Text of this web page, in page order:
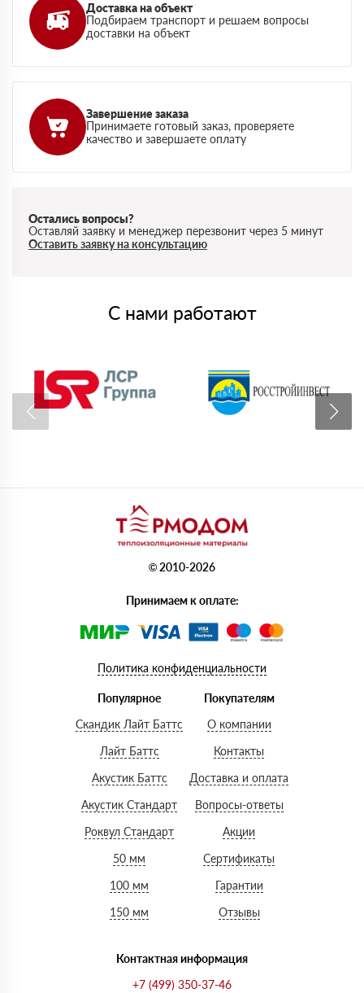
Доставка на объект
Подбираем транспорт и решаем вопросы
доставки на объект
Завершение заказа
Принимаете готовый заказ, проверяете
качество и завершаете оплату
Остались вопросы?
Оставляй заявку и менеджер перезвонит через 5 минут
Оставить заявку на консультацию
С нами работают
© 2010-2026
Принимаем к оплате:
Политика конфиденциальности
Популярное
Скандик Лайт Баттс
Лайт Баттс
Акустик Баттс
Акустик Стандарт
Роквул Стандарт
50 мм
100 мм
150 мм
Покупателям
О компании
Контакты
Доставка и оплата
Вопросы-ответы
Акции
Сертификаты
Гарантии
Отзывы
Контактная информация
+7 (499) 350-37-46